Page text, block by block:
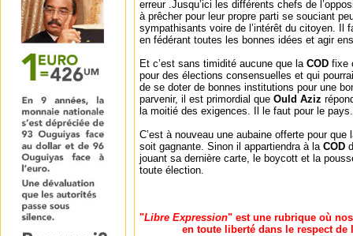
erreur .Jusqu’ici les différents chefs de
à prêcher pour leur propre parti se souciant
sympathisants voire de l’intérêt du citoyen. Il
en fédérant toutes les bonnes idées et agir
Et c’est sans timidité aucune que la COD fixe
pour des élections consensuelles et qui
de se doter de bonnes institutions pour une
parvenir, il est primordial que Ould Aziz
la moitié des exigences. Il le faut pour le pays.
C’est à nouveau une aubaine offerte pour
soit gagnante. Sinon il appartiendra à laCOD
jouant sa dernière carte, le boycott et la
toute élection.
"Libre Expression" est une rubrique où
en toute liberté dans le respect de